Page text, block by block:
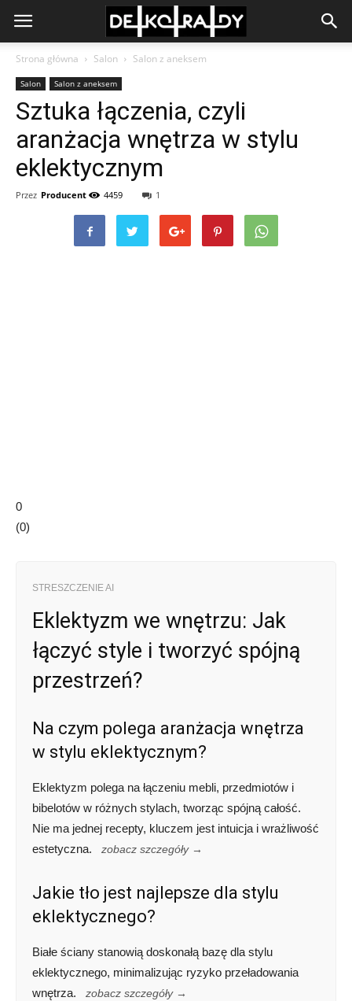
Strona główna Salon Salon z aneksem
Salon Salon z aneksem
Sztuka łączenia, czyli
aranżacja wnętrza w stylu
eklektycznym
Przez Producent 4459 1
0
(0)
STRESZCZENIE AI
Eklektyzm we wnętrzu: Jak
łączyć style i tworzyć spójną
przestrzeń?
Na czym polega aranżacja wnętrza
w stylu eklektycznym?
Eklektyzm polega na łączeniu mebli, przedmiotów i
bibelotów w różnych stylach, tworząc spójną całość.
Nie ma jednej recepty, kluczem jest intuicja i wrażliwość
estetyczna.
zobacz szczegóły →
Jakie tło jest najlepsze dla stylu
eklektycznego?
Białe ściany stanowią doskonałą bazę dla stylu
eklektycznego, minimalizując ryzyko przeładowania
wnętrza.
zobacz szczegóły →